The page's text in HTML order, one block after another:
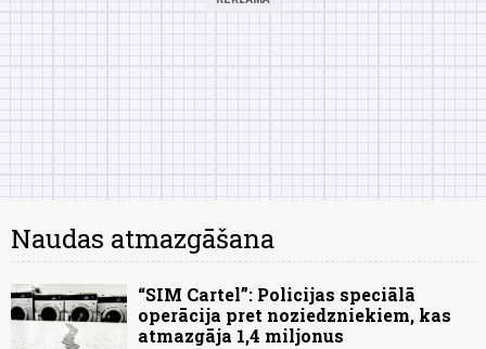
Naudas atmazgāšana
“SIM Cartel”: Policijas speciālā
operācija pret noziedzniekiem, kas
atmazgāja 1,4 miljonus